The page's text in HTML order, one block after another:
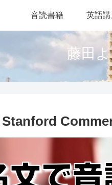
藤田
音読書籍 英語
Stanford